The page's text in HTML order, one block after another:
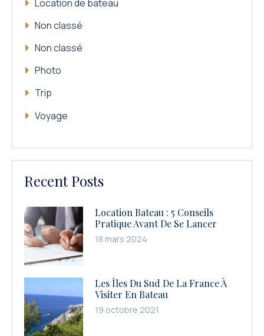
Location de bateau
Non classé
Non classé
Photo
Trip
Voyage
Recent Posts
Location Bateau : 5 Conseils
Pratique Avant De Se Lancer
18 mars 2024
Les Îles Du Sud De La France À
Visiter En Bateau
19 octobre 2021